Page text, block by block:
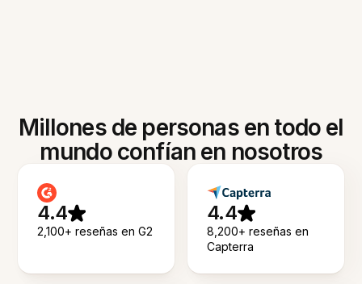
Millones de personas en todo el
mundo confían en nosotros
4.4
2,100+ reseñas en G2
4.4
8,200+ reseñas en
Capterra